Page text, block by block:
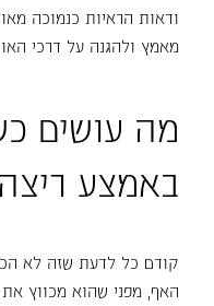
ודאות הראיות כנמוכה
מאמץ ולהגנה על דרכי
מה עושים
באמצע
קודם כל לדעת שזה לא
האף, מפני שהוא מכווץ